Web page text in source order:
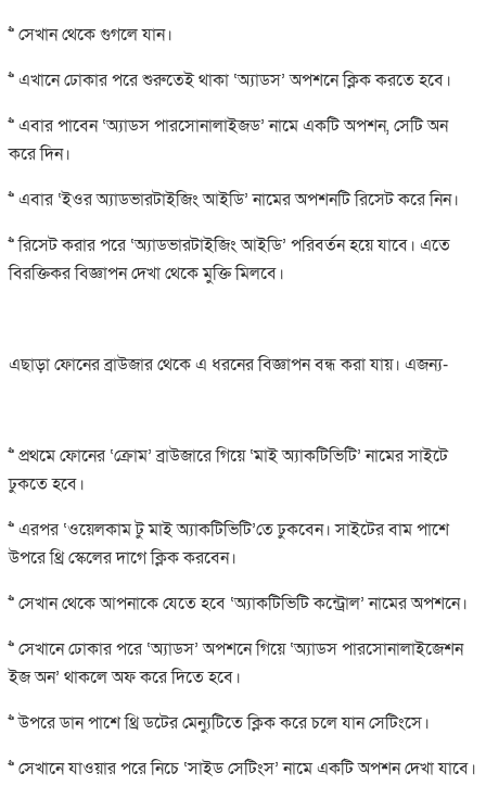
>> সেখান থেকে গুগলে যান।
>> এখানে ঢোকার পরে শুরুতেই থাকা ‘অ্যাডস’ অপশনে ক্লিক করতে হবে।
>> এবার পাবেন ‘অ্যাডস পারসোনালাইজড’ নামে একটি অপশন, সেটি অন
করে দিন।
>> এবার ‘ইওর অ্যাডভারটাইজিং আইডি’ নামের অপশনটি রিসেট করে নিন।
>> রিসেট করার পরে ‘অ্যাডভারটাইজিং আইডি’ পরিবর্তন হয়ে যাবে। এতে
বিরক্তিকর বিজ্ঞাপন দেখা থেকে মুক্তি মিলবে।
এছাড়া ফোনের ব্রাউজার থেকে এ ধরনের বিজ্ঞাপন বন্ধ করা যায়। এজন্য-
>> প্রথমে ফোনের ‘ক্রোম’ ব্রাউজারে গিয়ে ‘মাই অ্যাকটিভিটি’ নামের সাইটে
ঢুকতে হবে।
>> এরপর ‘ওয়েলকাম টু মাই অ্যাকটিভিটি’তে ঢুকবেন। সাইটের বাম পাশে
উপরে থ্রি স্কেলের দাগে ক্লিক করবেন।
>> সেখান থেকে আপনাকে যেতে হবে ‘অ্যাকটিভিটি কন্ট্রোল’ নামের অপশনে।
>> সেখানে ঢোকার পরে ‘অ্যাডস’ অপশনে গিয়ে ‘অ্যাডস পারসোনালাইজেশন
ইজ অন’ থাকলে অফ করে দিতে হবে।
>> উপরে ডান পাশে থ্রি ডটের মেন্যুটিতে ক্লিক করে চলে যান সেটিংসে।
>> সেখানে যাওয়ার পরে নিচে ‘সাইড সেটিংস’ নামে একটি অপশন দেখা যাবে।